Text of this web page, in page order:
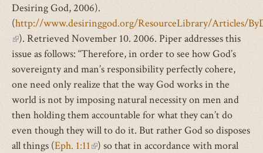
Desiring God, 2006).
(http://www.desiringgod.org/ResourceLibrary/Articles/
(внешняя
ссылка)
). Retrieved November 10. 2006. Piper addresses this
issue as follows: “Therefore, in order to see how God’s
sovereignty and man’s responsibility perfectly cohere,
one need only realize that the way God works in the
world is not by imposing natural necessity on men and
then holding them accountable for what they can’t do
even though they will to do it. But rather God so disposes
all things (Eph. 1:11(внешняя
) so that in accordance with moral